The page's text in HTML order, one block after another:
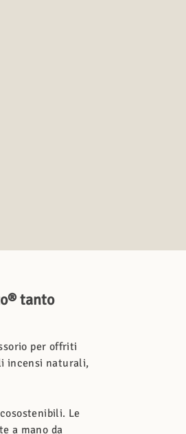
tanto
per offriti
incensi naturali,
Le
a mano da